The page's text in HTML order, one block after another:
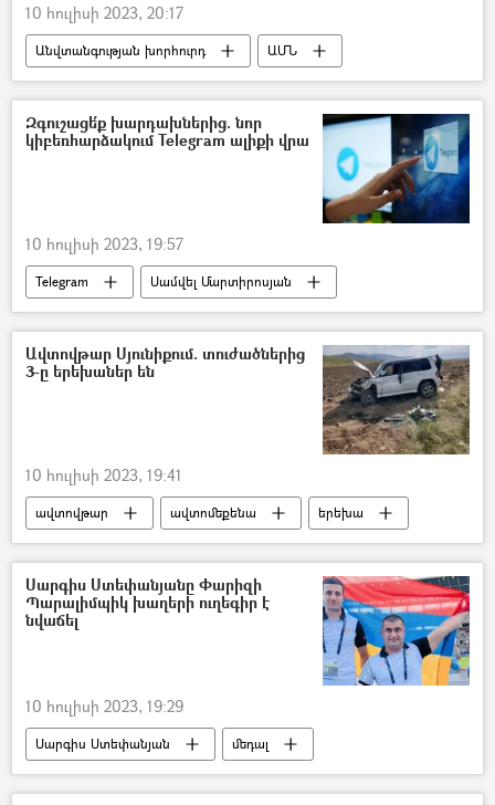
10 հուլիսի 2023, 20:17
Անվտանգության խորհուրդ
ԱՄՆ
Վաշինգտոն
Արմեն Գրիգորյան
Զգուշացե՛ք խարդախներից. նոր
կիբեռհարձակում Telegram ալիքի վրա
10 հուլիսի 2023, 19:57
Telegram
Սամվել Մարտիրոսյան
հաքեր
Ավտովթար Սյունիքում. տուժածներից
3-ը երեխաներ են
10 հուլիսի 2023, 19:41
ավտովթար ավտոմեքենա
երեխա
Սյունիք
Սարգիս Ստեփանյանը Փարիզի
Պարալիմպիկ խաղերի ուղեգիր է
նվաճել
10 հուլիսի 2023, 19:29
Սարգիս Ստեփանյան
մեդալ
մրցույթ
Փարիզ